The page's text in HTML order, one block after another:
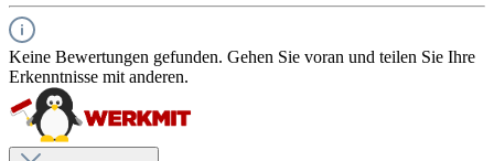
Keine Bewertungen gefunden. Gehen Sie voran und teilen Sie Ihre
Erkenntnisse mit anderen.